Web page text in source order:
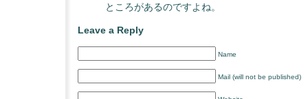
ところがあるのですよね。
Leave a Reply
Name
Mail (will not be published)